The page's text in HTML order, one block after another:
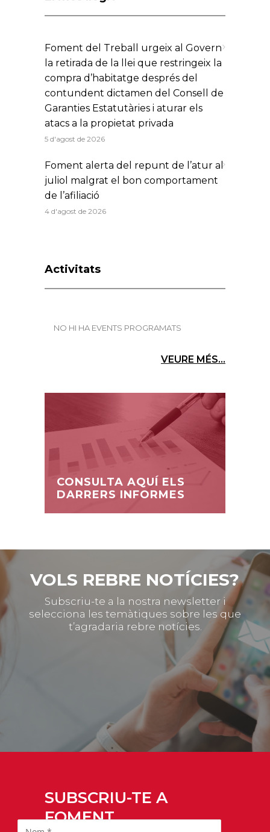
Foment del Treball urgeix al Govern
la retirada de la llei que restringeix la
compra d’habitatge després del
contundent dictamen del Consell de
Garanties Estatutàries i aturar els
atacs a la propietat privada
5 d'agost de 2026
Foment alerta del repunt de l’atur al
juliol malgrat el bon comportament
de l’afiliació
4 d'agost de 2026
Activitats
NO HI HA EVENTS PROGRAMATS
VEURE MÉS...
CONSULTA AQUÍ ELS
DARRERS INFORMES
VOLS REBRE NOTÍCIES?
Subscriu-te a la nostra newsletter i
selecciona les temàtiques sobre les que
t’agradaria rebre notícies.
SUBSCRIU-TE A
FOMENT